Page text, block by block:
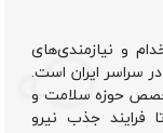
و نیازمندی‌های
سراسر ایران است.
حوزه سلامت و
فرایند جذب نیرو